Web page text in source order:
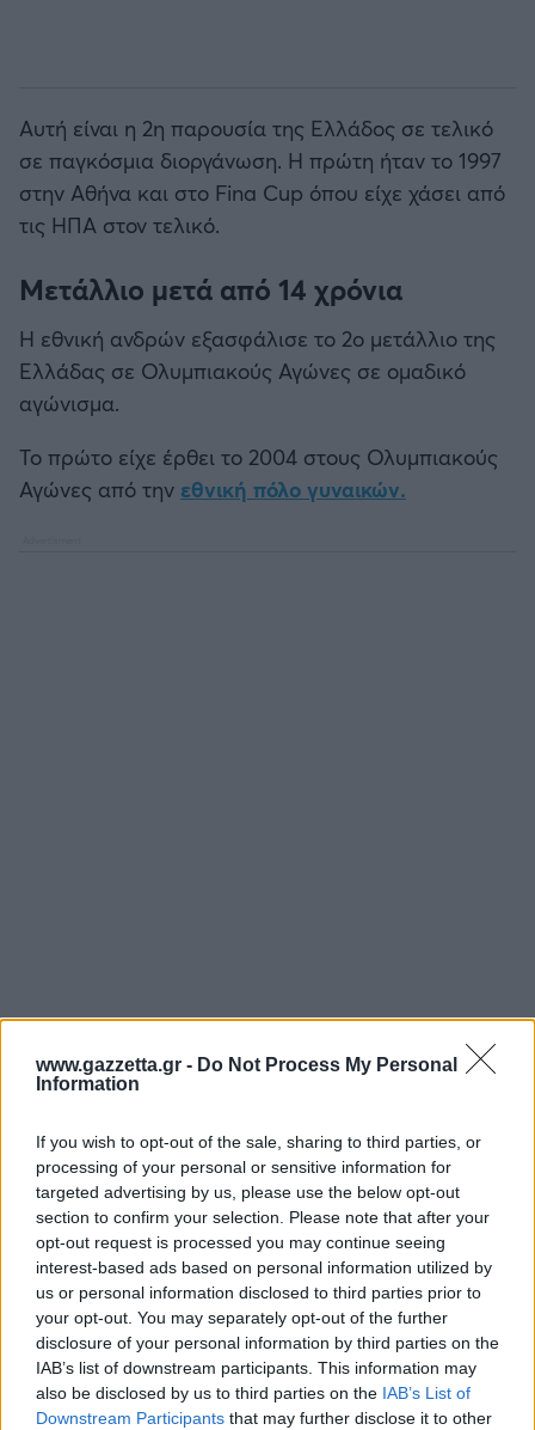
www.gazzetta.gr - Do Not Process My Personal
Information
If you wish to opt-out of the sale, sharing to third parties, or
processing of your personal or sensitive information for
targeted advertising by us, please use the below opt-out
section to confirm your selection. Please note that after your
opt-out request is processed you may continue seeing
interest-based ads based on personal information utilized by
us or personal information disclosed to third parties prior to
your opt-out. You may separately opt-out of the further
disclosure of your personal information by third parties on the
IAB’s list of downstream participants. This information may
also be disclosed by us to third parties on the IAB’s List of
Downstream Participants that may further disclose it to other
Αυτή είναι η 2η παρουσία της Ελλάδος σε τελικό
σε παγκόσμια διοργάνωση. Η πρώτη ήταν το 1997
στην Αθήνα και στο Fina Cup όπου είχε χάσει από
τις ΗΠΑ στον τελικό.
Μετάλλιο μετά από 14 χρόνια
Η εθνική ανδρών εξασφάλισε το 2ο μετάλλιο της
Ελλάδας σε Ολυμπιακούς Αγώνες σε ομαδικό
αγώνισμα.
Το πρώτο είχε έρθει το 2004 στους Ολυμπιακούς
Αγώνες από την εθνική πόλο γυναικών.
Η ομάδα του Κούλη Ιωσηφίδη είχε φτάσει στον
τελικό και είχε χάσει με 10-9 για να περιοριστεί
στο ασημένιο μετάλλιο.
Η σημασία της 8ης Αυγούστου